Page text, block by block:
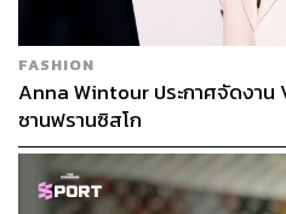
FASHION
Anna Wintour ประกาศจัดงาน
ซานฟรานซิสโก